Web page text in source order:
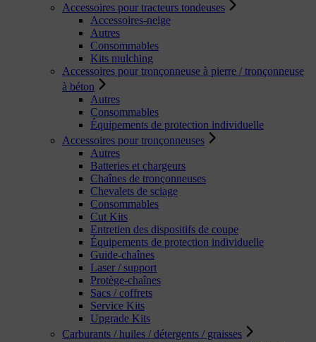
Accessoires pour tracteurs tondeuses
Accessoires-neige
Autres
Consommables
Kits mulching
Accessoires pour tronçonneuse à pierre / tronçonneuse
à béton
Autres
Consommables
Équipements de protection individuelle
Accessoires pour tronçonneuses
Autres
Batteries et chargeurs
Chaînes de tronçonneuses
Chevalets de sciage
Consommables
Cut Kits
Entretien des dispositifs de coupe
Équipements de protection individuelle
Guide-chaînes
Laser / support
Protège-chaînes
Sacs / coffrets
Service Kits
Upgrade Kits
Carburants / huiles / détergents / graisses